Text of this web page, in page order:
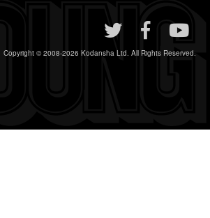
Copyright © 2008-2026 Kodansha Ltd. All Rights Reserved.